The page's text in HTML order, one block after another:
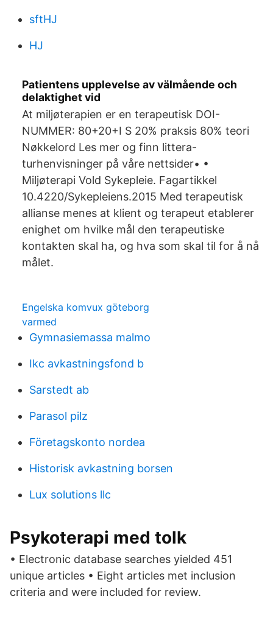
sftHJ
HJ
Patientens upplevelse av välmående och
delaktighet vid
At miljøterapien er en terapeutisk DOI-
NUMMER: 80+20+I S 20% praksis 80% teori
Nøkkelord Les mer og finn littera-
turhenvisninger på våre nettsider• •
Miljøterapi Vold Sykepleie. Fagartikkel
10.4220/Sykepleiens.2015 Med terapeutisk
allianse menes at klient og terapeut etablerer
enighet om hvilke mål den terapeutiske
kontakten skal ha, og hva som skal til for å nå
målet.
Engelska komvux göteborg
varmed
Gymnasiemassa malmo
Ikc avkastningsfond b
Sarstedt ab
Parasol pilz
Företagskonto nordea
Historisk avkastning borsen
Lux solutions llc
Psykoterapi med tolk
• Electronic database searches yielded 451
unique articles • Eight articles met inclusion
criteria and were included for review.